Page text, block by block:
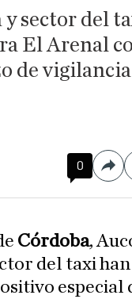
sector del
El Arenal
de vigilancia
0
Córdoba,
del taxi
especial